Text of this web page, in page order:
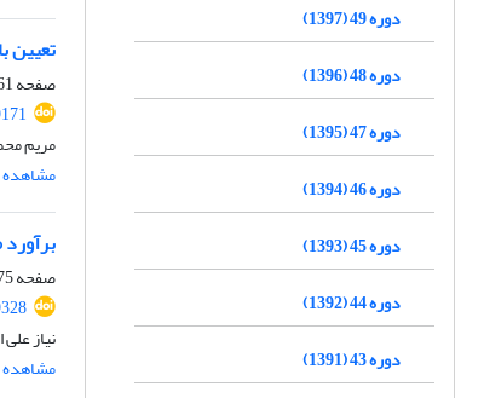
تعیین
صفحه
مریم
مشاهده
صفحه
نیاز
مشاهده
دوره 49 (1397)
دوره 48 (1396)
دوره 47 (1395)
دوره 46 (1394)
دوره 45 (1393)
دوره 44 (1392)
دوره 43 (1391)